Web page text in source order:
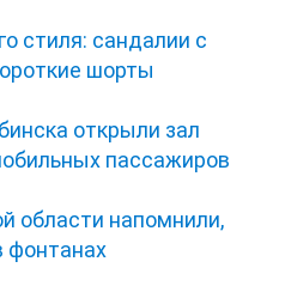
стиля: сандалии с
шорты
открыли зал
пассажиров
области напомнили,
фонтанах